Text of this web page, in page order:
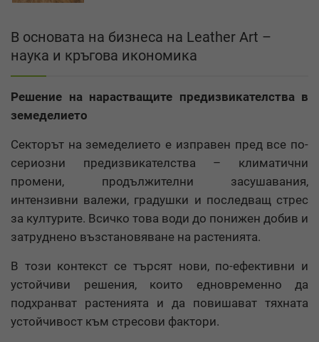
В основата на бизнеса на Leather Art –
наука и кръгова икономика
Решение на нарастващите предизвикателства в
земеделието
Секторът на земеделието е изправен пред все по-
сериозни предизвикателства – климатични
промени, продължителни засушавания,
интензивни валежи, градушки и последващ стрес
за културите. Всичко това води до понижен добив и
затруднено възстановяване на растенията.
В този контекст се търсят нови, по-ефективни и
устойчиви решения, които едновременно да
подхранват растенията и да повишават тяхната
устойчивост към стресови фактори.